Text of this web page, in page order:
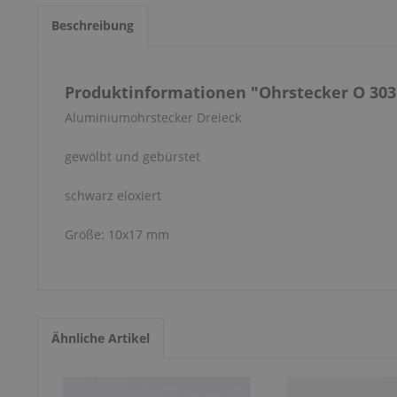
Beschreibung
Produktinformationen "Ohrstecker O
Aluminiumohrstecker Dreieck
gewölbt und gebürstet
schwarz eloxiert
Größe: 10x17 mm
Ähnliche Artikel